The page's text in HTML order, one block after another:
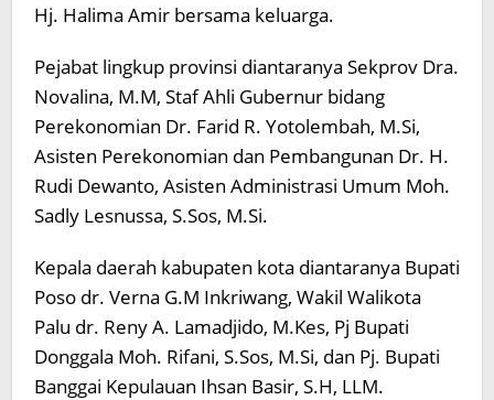
Hj. Halima Amir bersama keluarga.
Pejabat lingkup provinsi diantaranya Sekprov Dra.
Novalina, M.M, Staf Ahli Gubernur bidang
Perekonomian Dr. Farid R. Yotolembah, M.Si,
Asisten Perekonomian dan Pembangunan Dr. H.
Rudi Dewanto, Asisten Administrasi Umum Moh.
Sadly Lesnussa, S.Sos, M.Si.
Kepala daerah kabupaten kota diantaranya Bupati
Poso dr. Verna G.M Inkriwang, Wakil Walikota
Palu dr. Reny A. Lamadjido, M.Kes, Pj Bupati
Donggala Moh. Rifani, S.Sos, M.Si, dan Pj. Bupati
Banggai Kepulauan Ihsan Basir, S.H, LLM.